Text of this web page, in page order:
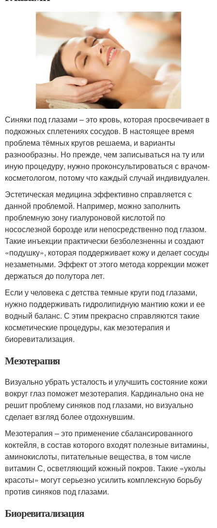
Синяки под глазами – это кровь, которая просвечивает в
подкожных сплетениях сосудов. В настоящее время
проблема тёмных кругов решаема, и варианты
разнообразны. Но прежде, чем записываться на ту или
иную процедуру, нужно проконсультироваться с врачом-
косметологом, потому что каждый случай индивидуален.
Эстетическая медицина эффективно справляется с
данной проблемой. Например, можно заполнить
проблемную зону гиалуроновой кислотой по
носослезной борозде или непосредственно под глазом.
Такие инъекции практически безболезненны и создают
«подушку», которая поддерживает кожу и делает сосуды
незаметными. Эффект от этого метода коррекции может
держаться до полутора лет.
Если у человека с детства темные круги под глазами,
нужно поддерживать гидролипидную мантию кожи и ее
водный баланс. С этим прекрасно справляются такие
косметические процедуры, как мезотерапия и
биоревитализация.
Мезотерапия
Визуально убрать усталость и улучшить состояние кожи
вокруг глаз поможет мезотерапия. Кардинально она не
решит проблему синяков под глазами, но визуально
сделает взгляд более отдохнувшим.
Мезотерапия – это применение сбалансированного
коктейля, в состав которого входят полезные витамины,
аминокислоты, питательные вещества, в том числе
витамин С, осветляющий кожный покров. Такие «уколы
красоты» могут серьезно усилить комплексную борьбу
против синяков под глазами.
Биоревитализация